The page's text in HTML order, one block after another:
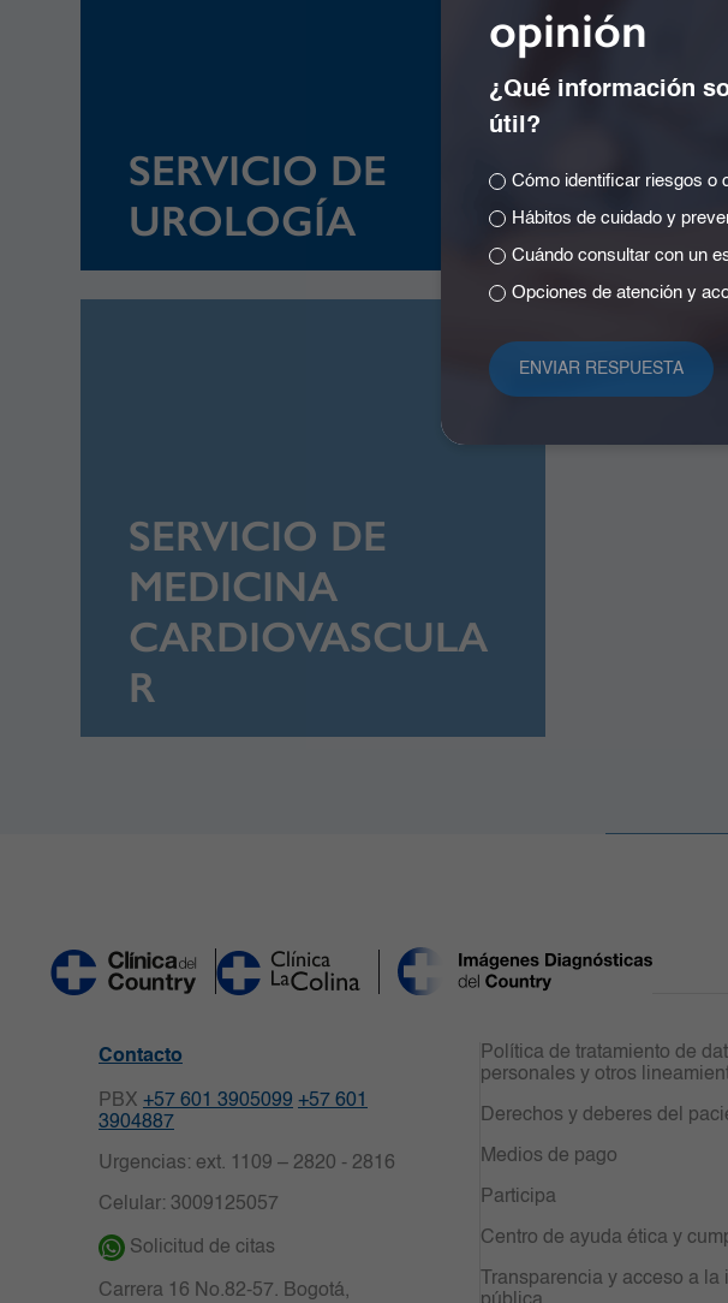
SERVICIO DE
UROLOGÍA
SERVICIO DE
MEDICINA
CARDIOVASCULA
R
opinión
¿Qué información
útil?
Cómo identificar riesgos o
Hábitos de cuidado y
Cuándo consultar con un
Opciones de atención y
Contacto
PBX +57 601 3905099 +57 601
3904887
Urgencias: ext. 1109 – 2820 - 2816
Celular: 3009125057
Solicitud de citas
Carrera 16 No.82-57. Bogotá,
Política de tratamiento de
personales y otros
Derechos y deberes del
Medios de pago
Participa
Centro de ayuda ética y
Transparencia y acceso a la